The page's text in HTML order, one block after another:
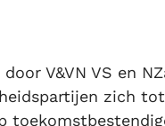
V&VN VS en
zich